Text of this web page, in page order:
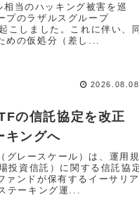
当のハッキング被害を巡
プのラザルスグループ
こしました。これに伴い、
めの仮処分（差し...
2026.08.08
の信託協定を改正
キングへ
レースケール）は、運用規
投資信託）に関する信託協
ァンドが保有するイーサリア
テーキング運...